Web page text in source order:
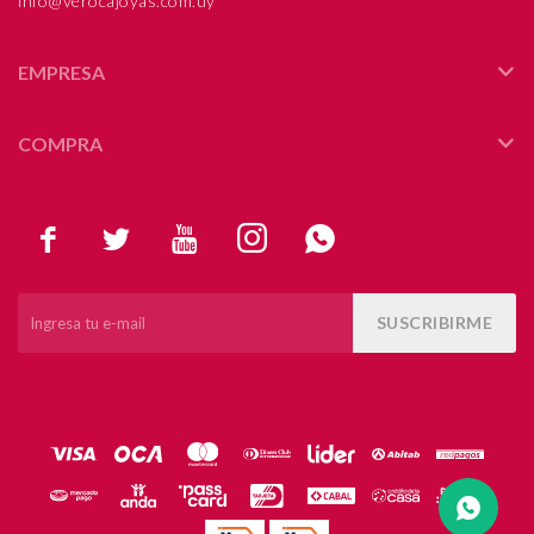
    
SUSCRIBIRME
EMPRESA
COMPRA